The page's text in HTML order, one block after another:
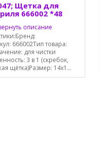
Щетка для
666002 *48
описание
666002Тип товара:
для чистки
3 в 1 (скребок,
щётка)Размер: 14х1...